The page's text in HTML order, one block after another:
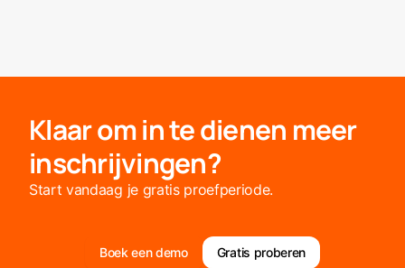
Klaar om in te dienen meer
inschrijvingen?
Start vandaag je gratis proefperiode.
Boek een demo Gratis proberen